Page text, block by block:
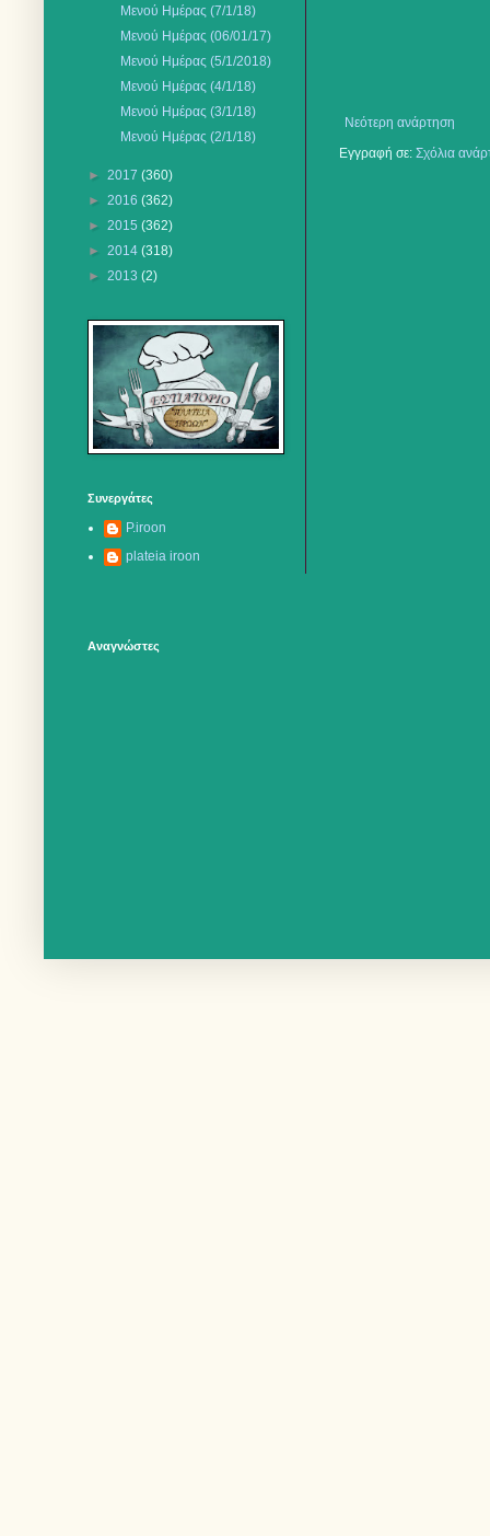
Νεότερη ανάρτηση
Εγγραφή σε: Σχόλια
Mενού Ημέρας (7/1/18)
Μενού Ημέρας (06/01/17)
Mενού Ημέρας (5/1/2018)
Μενού Ημέρας (4/1/18)
Mενού Ημέρας (3/1/18)
Μενού Ημέρας (2/1/18)
► 2017 (360)
► 2016 (362)
► 2015 (362)
► 2014 (318)
► 2013 (2)
Συνεργάτες
P.iroon
plateia iroon
Αναγνώστες